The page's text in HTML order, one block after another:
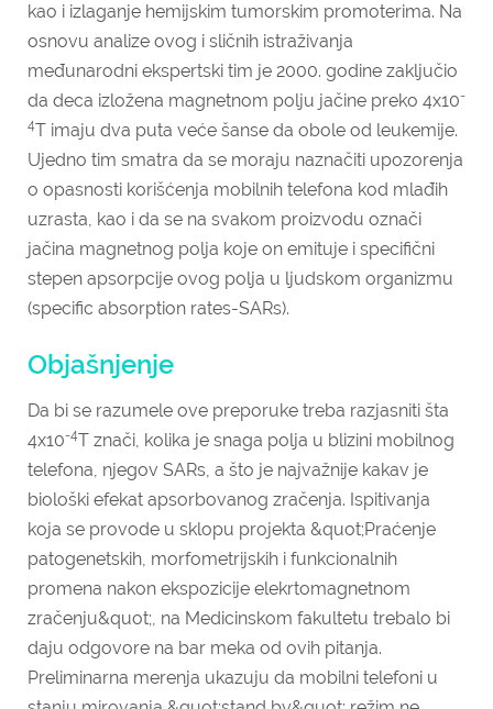
kao i izlaganje hemijskim tumorskim promoterima. Na
osnovu analize ovog i sličnih istraživanja
međunarodni ekspertski tim je 2000. godine zaključio
da deca izložena magnetnom polju jačine preko 4x10-
4T imaju dva puta veće šanse da obole od leukemije.
Ujedno tim smatra da se moraju naznačiti upozorenja
o opasnosti korišćenja mobilnih telefona kod mlađih
uzrasta, kao i da se na svakom proizvodu označi
jačina magnetnog polja koje on emituje i specifični
stepen apsorpcije ovog polja u ljudskom organizmu
(specific absorption rates-SARs).
Objašnjenje
Da bi se razumele ove preporuke treba razjasniti šta
4x10-4T znači, kolika je snaga polja u blizini mobilnog
telefona, njegov SARs, a što je najvažnije kakav je
biološki efekat apsorbovanog zračenja. Ispitivanja
koja se provode u sklopu projekta &quot;Praćenje
patogenetskih, morfometrijskih i funkcionalnih
promena nakon ekspozicije elekrtomagnetnom
zračenju&quot;, na Medicinskom fakultetu trebalo bi
daju odgovore na bar meka od ovih pitanja.
Preliminarna merenja ukazuju da mobilni telefoni u